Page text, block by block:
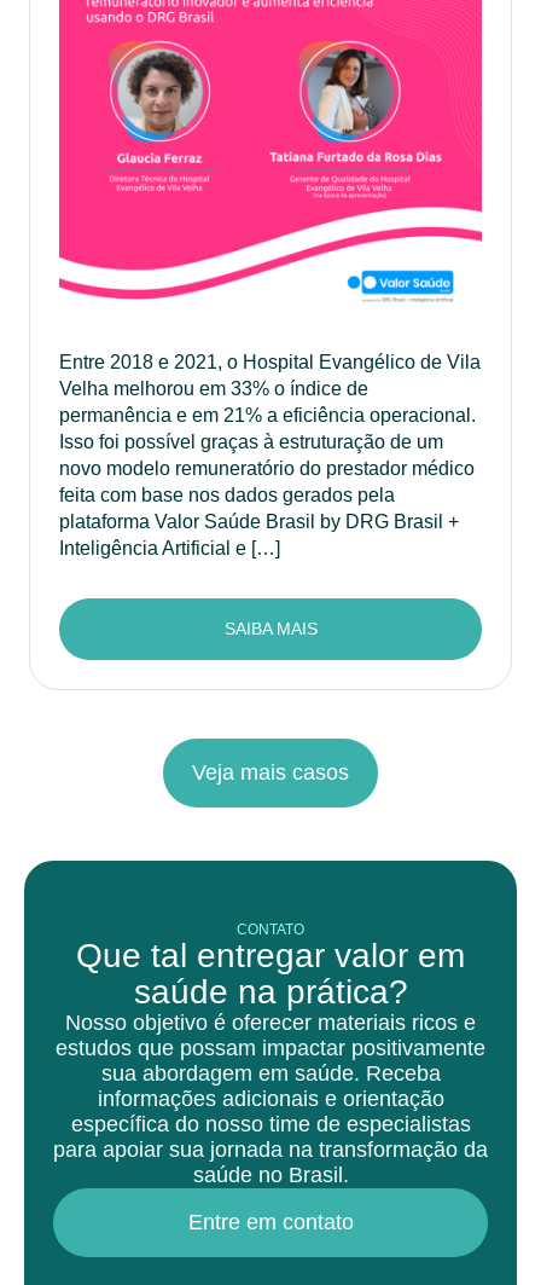
Entre 2018 e 2021, o Hospital Evangélico de Vila
Velha melhorou em 33% o índice de
permanência e em 21% a eficiência operacional.
Isso foi possível graças à estruturação de um
novo modelo remuneratório do prestador médico
feita com base nos dados gerados pela
plataforma Valor Saúde Brasil by DRG Brasil +
Inteligência Artificial e […]
SAIBA MAIS
Veja mais casos
CONTATO
Que tal entregar valor em
saúde na prática?
Nosso objetivo é oferecer materiais ricos e
estudos que possam impactar positivamente
sua abordagem em saúde. Receba
informações adicionais e orientação
específica do nosso time de especialistas
para apoiar sua jornada na transformação da
saúde no Brasil.
Entre em contato